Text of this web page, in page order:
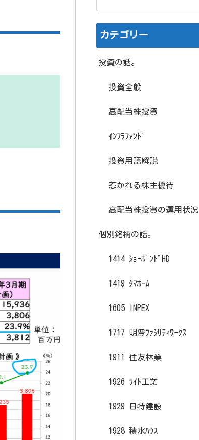
カテゴリー
投資の話。
投資全般
高配当株投資
ｲﾝﾌﾗﾌｧﾝﾄﾞ
投資用語解説
惹かれる株主優待
高配当株投資の運用状況
個別銘柄の話。
1414 ｼｮｰﾎﾞﾝﾄﾞHD
1419 ﾀﾏﾎｰﾑ
1605 INPEX
1717 明豊ﾌｧｼﾘﾃｨﾜｰｸｽ
1911 住友林業
1926 ﾗｲﾄ工業
1929 日特建設
1928 積水ﾊｳｽ